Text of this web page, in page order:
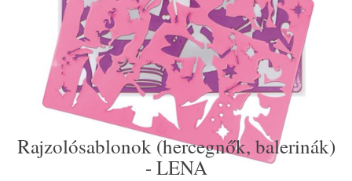
Rajzolósablonok (hercegnők, balerinák)
- LENA